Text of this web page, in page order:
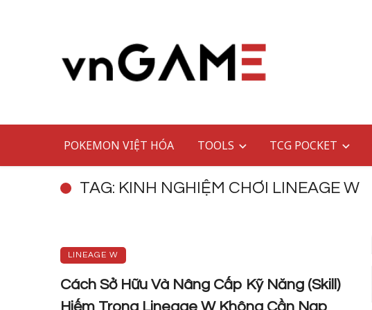
POKEMON VIỆT HÓA TOOLS TCG POCKET
TAG: KINH NGHIỆM CHƠI LINEAGE W
LINEAGE W
Cách Sở Hữu Và Nâng Cấp Kỹ Năng (Skill)